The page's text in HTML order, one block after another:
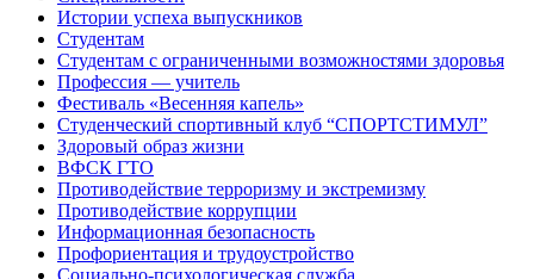
Истории успеха выпускников
Студентам
Студентам с ограниченными возможностями здоровья
Профессия — учитель
Фестиваль «Весенняя капель»
Студенческий спортивный клуб “СПОРТСТИМУЛ”
Здоровый образ жизни
ВФСК ГТО
Противодействие терроризму и экстремизму
Противодействие коррупции
Информационная безопасность
Профориентация и трудоустройство
Социально-психологическая служба